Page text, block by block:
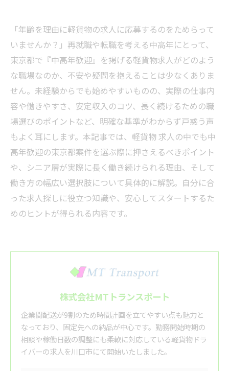
「年齢を理由に軽貨物の求人に応募するのをためらって
いませんか？」再就職や転職を考える中高年にとって、
東京都で『中高年歓迎』を掲げる軽貨物求人がどのよう
な職場なのか、不安や疑問を抱えることは少なくありま
せん。未経験からでも始めやすいものの、実際の仕事内
容や働きやすさ、安定収入のコツ、長く続けるための職
場選びのポイントなど、明確な基準がわからず戸惑う声
もよく耳にします。本記事では、軽貨物 求人の中でも中
高年歓迎の東京都案件を選ぶ際に押さえるべきポイント
や、シニア層が実際に長く働き続けられる理由、そして
働き方の幅広い選択肢について具体的に解説。自分に合
った求人探しに役立つ知識や、安心してスタートするた
めのヒントが得られる内容です。
株式会社MTトランスポート
企業間配送が9割のため時間計画を立てやすい点も魅力と
なっており、固定先への納品が中心です。勤務開始時期の
相談や稼働日数の調整にも柔軟に対応している軽貨物ドラ
イバーの求人を川口市にて開始いたしました。